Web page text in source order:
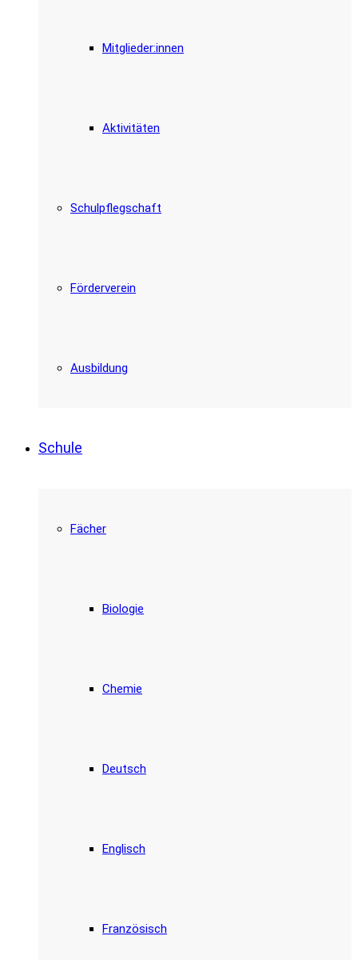
Mitglieder:innen
Aktivitäten
Schulpflegschaft
Förderverein
Ausbildung
Schule
Fächer
Biologie
Chemie
Deutsch
Englisch
Französisch